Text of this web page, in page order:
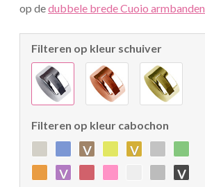
op dedubbele brede Cuoio armbanden.
Filteren op kleur schuiver
Filteren op kleur cabochon
v
v
v
v